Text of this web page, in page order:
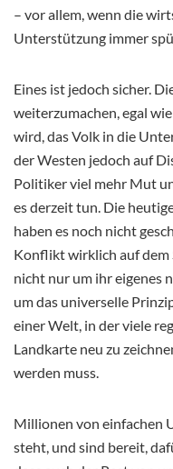
– vor allem, wenn die
Unterstützung immer
Eines ist jedoch sicher.
weiterzumachen, egal
wird, das Volk in die
der Westen jedoch auf
Politiker viel mehr Mut
es derzeit tun. Die
haben es noch nicht
Konflikt wirklich auf dem
nicht nur um ihr eigenes
um das universelle
einer Welt, in der viele
Landkarte neu zu
werden muss.
Millionen von einfachen
steht, und sind bereit,